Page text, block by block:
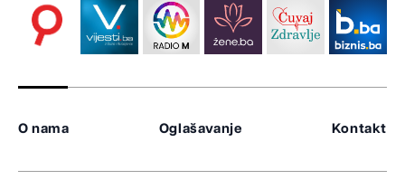
O nama Oglašavanje Kontakt